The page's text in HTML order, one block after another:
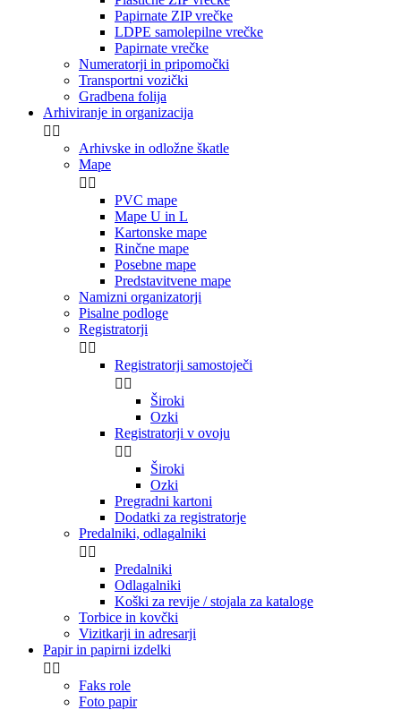
Papirnate ZIP vrečke
LDPE samolepilne vrečke
Papirnate vrečke
Numeratorji in pripomočki
Transportni vozički
Gradbena folija
Arhiviranje in organizacija
 
Arhivske in odložne škatle
Mape
 
PVC mape
Mape U in L
Kartonske mape
Rinčne mape
Posebne mape
Predstavitvene mape
Namizni organizatorji
Pisalne podloge
Registratorji
 
Registratorji samostoječi
 
Široki
Ozki
Registratorji v ovoju
 
Široki
Ozki
Pregradni kartoni
Dodatki za registratorje
Predalniki, odlagalniki
 
Predalniki
Odlagalniki
Koški za revije / stojala za kataloge
Torbice in kovčki
Vizitkarji in adresarji
Papir in papirni izdelki
 
Faks role
Foto papir